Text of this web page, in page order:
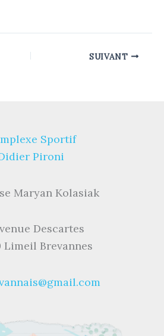
SUIVANT
Sportif
Pironi
Maryan Kolasiak
Descartes
Limeil Brevannes